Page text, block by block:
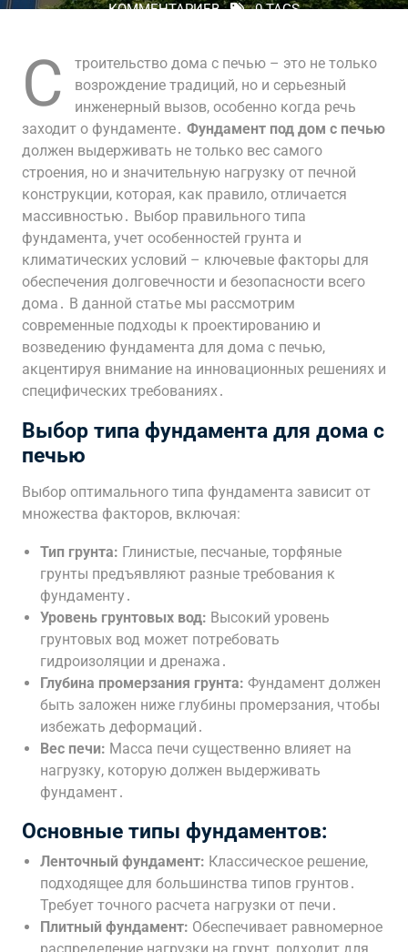
КОММЕНТАРИЕВ
0 TAGS
С
троительство дома с печью – это не только
возрождение традиций, но и серьезный
инженерный вызов, особенно когда речь
заходит о фундаменте․ Фундамент под дом с печью
должен выдерживать не только вес самого
строения, но и значительную нагрузку от печной
конструкции, которая, как правило, отличается
массивностью․ Выбор правильного типа
фундамента, учет особенностей грунта и
климатических условий – ключевые факторы для
обеспечения долговечности и безопасности всего
дома․ В данной статье мы рассмотрим
современные подходы к проектированию и
возведению фундамента для дома с печью,
акцентируя внимание на инновационных решениях и
специфических требованиях․
Выбор типа фундамента для дома с
печью
Выбор оптимального типа фундамента зависит от
множества факторов, включая:
Тип грунта: Глинистые, песчаные, торфяные
грунты предъявляют разные требования к
фундаменту․
Уровень грунтовых вод: Высокий уровень
грунтовых вод может потребовать
гидроизоляции и дренажа․
Глубина промерзания грунта: Фундамент должен
быть заложен ниже глубины промерзания, чтобы
избежать деформаций․
Вес печи: Масса печи существенно влияет на
нагрузку, которую должен выдерживать
фундамент․
Основные типы фундаментов:
Ленточный фундамент: Классическое решение,
подходящее для большинства типов грунтов․
Требует точного расчета нагрузки от печи․
Плитный фундамент: Обеспечивает равномерное